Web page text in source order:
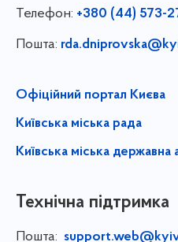
Телефон: +380 (44) 573-
Пошта:
Офіційний портал Києва
Київська міська рада
Київська міська державна
Технічна підтримка
Пошта: